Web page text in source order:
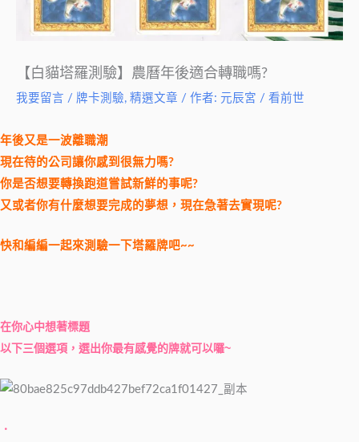
【白貓塔羅測驗】農曆年後適合轉職嗎?
我要留言 / 牌卡測驗, 精選文章 / 作者: 元辰宮 / 看前世
年後又是一波離職潮
現在待的公司讓你感到很無力嗎?
你是否想要轉換跑道嘗試新鮮的事呢?
又或者你有什麼想要完成的夢想，現在急著去實現呢?
快和編編一起來測驗一下塔羅牌吧~~
在你心中想著標題
以下三個選項，選出你最有感覺的牌就可以囉~
．